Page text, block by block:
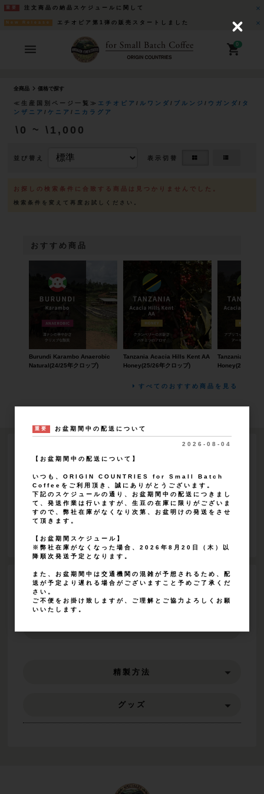
注文商品の納品スケジュールに関して
New Release エチオピア第1弾の販売スタートしました
0
全商品 価格で探す
≪生産国別ページ一覧≫ エチオピア/ ルワンダ/ ブルンジ/ ウガンダ/ タ
ンザニア/ケニア/ ニカラグア
\0 ~ \1,000
並び替え 表示切替
お探しの検索条件に合致する商品は見つかりませんでした。
おすすめ商品
Burundi Karambo Anaerobic
Natural(24/25年クロップ)
Tanzania Acacia Hills Kent AA
Honey(25/26年クロップ)
Tanzania
Honey(25/26年
すべてのおすすめ商品を見る
LOGIN
ログイン
CATEGORY
精製方法
グッズ
重要 お盆期間中の配送について
2026-08-04
【お盆期間中の配送について】
いつも、ORIGIN COUNTRIES for Small Batch
Coffeeをご利用頂き、誠にありがとうございます。
下記のスケジュールの通り、お盆期間中の配送につきまし
て、発送作業は行いますが、生豆の在庫に限りがございま
すので、弊社在庫がなくなり次第、お盆明けの発送をさせ
て頂きます。
【お盆期間スケジュール】
※弊社在庫がなくなった場合、2026年8月20日（木）以
降順次発送予定となります。
また、お盆期間中は交通機関の混雑が予想されるため、配
送が予定より遅れる場合がございますこと予めご了承くだ
さい。
ご不便をお掛け致しますが、ご理解とご協力よろしくお願
いいたします。
C
o
s
e